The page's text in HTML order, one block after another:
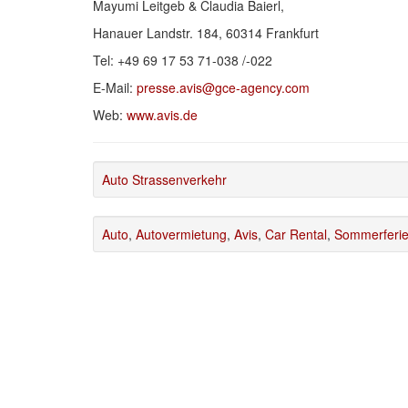
Mayumi Leitgeb & Claudia Baierl,
Hanauer Landstr. 184, 60314 Frankfurt
Tel: +49 69 17 53 71-038 /-022
E-Mail: presse.avis@gce-agency.com
Web: www.avis.de
Auto Strassenverkehr
Auto, Autovermietung, Avis, Car Rental,